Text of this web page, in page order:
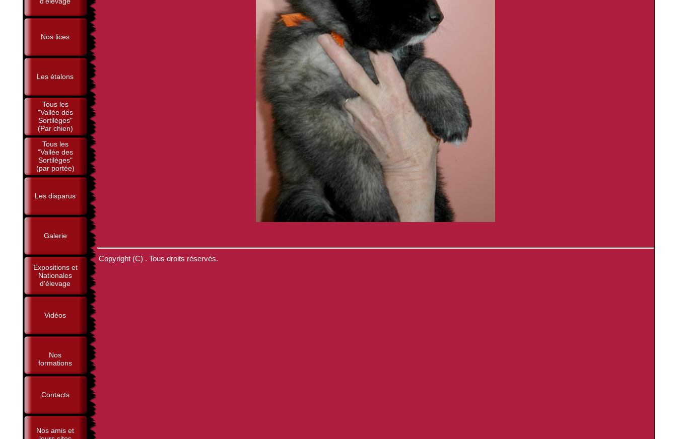
Nos lices
Les étalons
Tous les
"Vallée des
Sortilèges"
(Par chien)
Tous les
"Vallée des
Sortilèges"
(par portée)
Les disparus
Galerie
Expositions et
Nationales
d'élevage
Vidéos
Nos
formations
Contacts
Nos amis et
Copyright (C) . Tous droits réservés.